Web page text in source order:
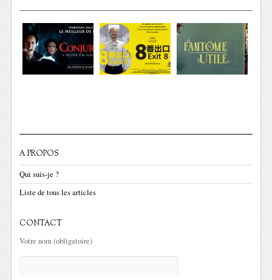
A PROPOS
Qui suis-je ?
Liste de tous les articles
CONTACT
Votre nom (obligatoire)